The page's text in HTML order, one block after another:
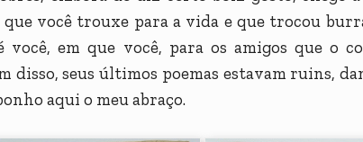
você trouxe para a vida e que trocou
você, em que você, para os amigos que o
disso, seus últimos poemas estavam ruins,
aqui o meu abraço.